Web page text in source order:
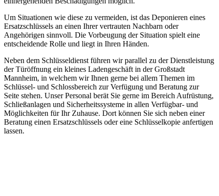
Um Situationen wie diese zu vermeiden, ist das Deponieren eines
Ersatzschlüssels an einen Ihrer vertrauten Nachbarn oder
Angehörigen sinnvoll. Die Vorbeugung der Situation spielt eine
entscheidende Rolle und liegt in Ihren Händen.
Neben dem Schlüsseldienst führen wir parallel zu der Dienstleistung
der Türöffnung ein kleines Ladengeschäft in der Großstadt
Mannheim, in welchem wir Ihnen gerne bei allem Themen im
Schlüssel- und Schlossbereich zur Verfügung und Beratung zur
Seite stehen. Unser Personal berät Sie gerne im Bereich Aufrüstung,
Schließanlagen und Sicherheitssysteme in allen Verfügbar- und
Möglichkeiten für Ihr Zuhause. Dort können Sie sich neben einer
Beratung einen Ersatzschlüssels oder eine Schlüsselkopie anfertigen
lassen.